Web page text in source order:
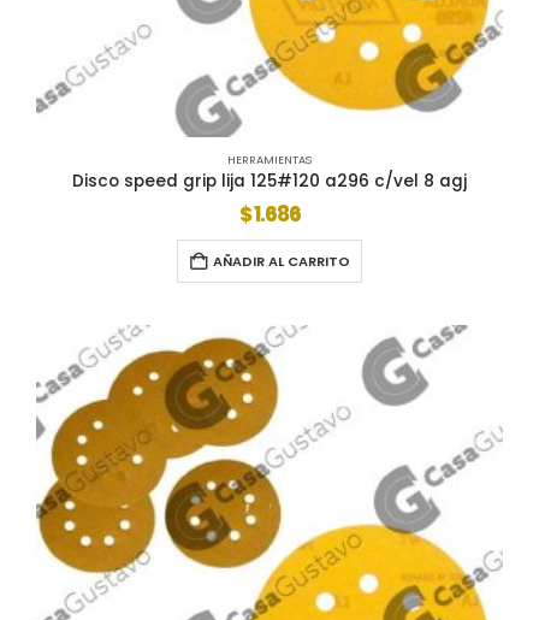
HERRAMIENTAS
Disco speed grip lija 125#120 a296 c/vel 8 agj
$1.686
AÑADIR AL CARRITO